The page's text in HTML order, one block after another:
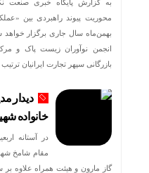
به گزارش پایگاه خبری صنعت
بهمن‌ماه سال جاری برگزار
انجمن نوآوران زیست پاک و
بازرگانی سپهر تجارت ایرانیان
دیدار
خانواده
در آستانه
مقام شامخ
گاز مارون و هیئت همراه علاوه